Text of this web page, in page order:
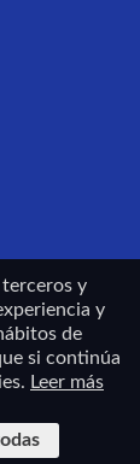
y
y
de
si continúa
Leer más